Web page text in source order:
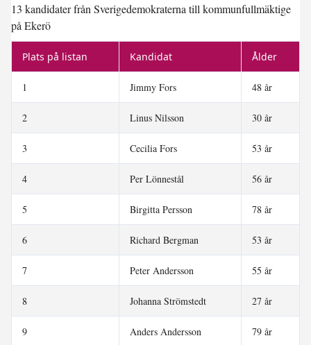
13 kandidater från Sverigedemokraterna till kommunfullmäktige
på Ekerö
Plats på listan Kandidat Ålder
1 Jimmy Fors 48 år
2 Linus Nilsson 30 år
3 Cecilia Fors 53 år
4 Per Lönnestål 56 år
5 Birgitta Persson 78 år
6 Richard Bergman 53 år
7 Peter Andersson 55 år
8 Johanna Strömstedt 27 år
9 Anders Andersson 79 år